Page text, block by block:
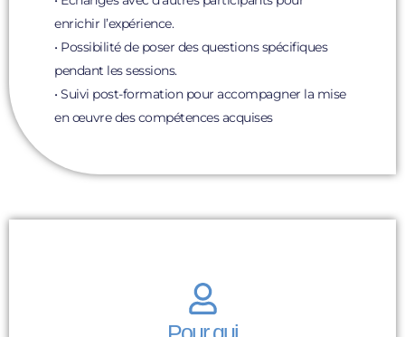
enrichir l’expérience.
• Possibilité de poser des questions spécifiques
pendant les sessions.
• Suivi post-formation pour accompagner la mise
en œuvre des compétences acquises